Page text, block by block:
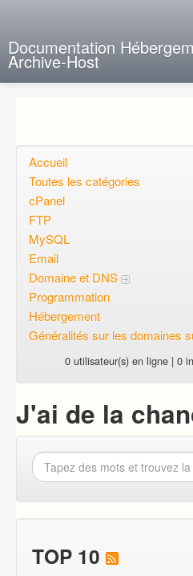
Documentation
Archive-Host
Questions ouvertes
Voulez-vous vous inscrire?
Connexion
Accueil
Toutes les catégories
cPanel
FTP
MySQL
Email
Domaine et DNS
Programmation
Hébergement
Généralités sur les domaines
0 utilisateur(s) en ligne | 0
J'ai de la
TOP 10